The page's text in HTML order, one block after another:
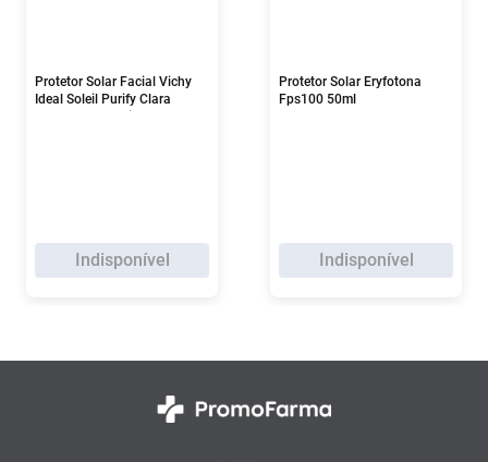
Protetor Solar Facial Vichy
Ideal Soleil Purify Clara
Indisponível
Protetor Solar Eryfotona
Fps100 50ml
Indisponível